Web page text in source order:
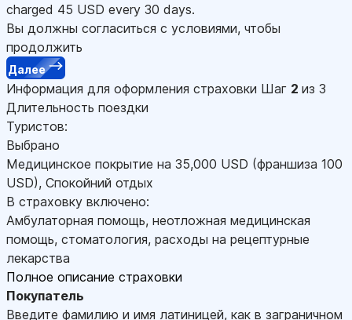
charged 45 USD every 30 days.
Вы должны согласиться с условиями, чтобы
продолжить
Далее
Информация для оформления страховки Шаг 2 из 3
Длительность поездки
Туристов:
Выбрано
Медицинское покрытие на 35,000 USD (франшиза 100
USD), Спокойний отдых
В страховку включено:
Амбулаторная помощь, неотложная медицинская
помощь, стоматология, расходы на рецептурные
лекарства
Полное описание страховки
Покупатель
Введите фамилию и имя латиницей, как в заграничном